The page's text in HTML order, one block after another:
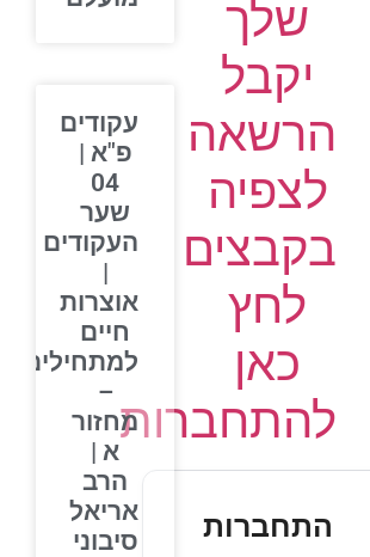
שלך
יקבל
הרשאה
לצפיה
בקבצים
לחץ
כאן
להתחברות
התחברות
עקודים
פ"א |
04
שער
העקודים
אוצרות
חיים
למתחילים
מחזור
א |
הרב
אריאל
סיבוני